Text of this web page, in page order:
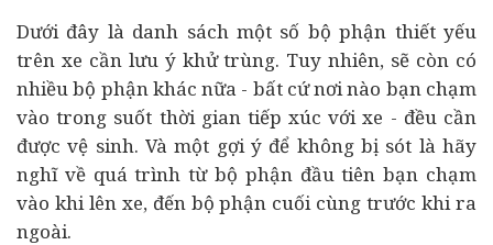
Dưới đây là danh sách một số bộ phận thiết yếu
trên xe cần lưu ý khử trùng. Tuy nhiên, sẽ còn có
nhiều bộ phận khác nữa - bất cứ nơi nào bạn chạm
vào trong suốt thời gian tiếp xúc với xe - đều cần
được vệ sinh. Và một gợi ý để không bị sót là hãy
nghĩ về quá trình từ bộ phận đầu tiên bạn chạm
vào khi lên xe, đến bộ phận cuối cùng trước khi ra
ngoài.